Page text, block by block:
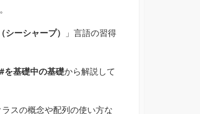
シーシャープ）
」言語の習得
を基礎中の基礎から解説して
スの概念や配列の使い方な